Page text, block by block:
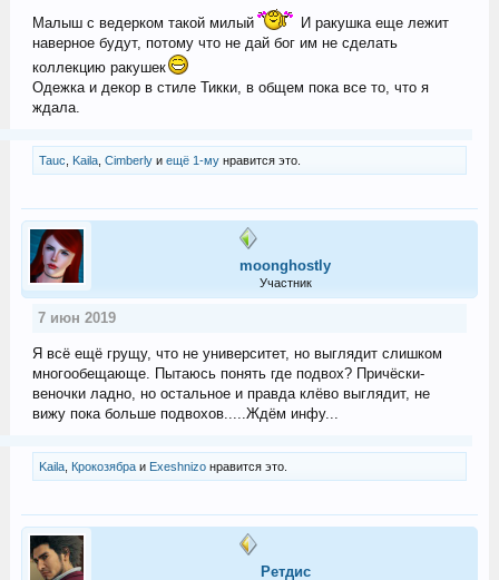
Малыш с ведерком такой милый
И ракушка еще лежит
наверное будут, потому что не дай бог им не сделать
коллекцию ракушек
Одежка и декор в стиле Тикки, в общем пока все то, что я
ждала.
Tauc Kaila, Cimberlyи ещё 1-мунравится это.
moonghostly
Участник
7 июн 2019
Я всё ещё грущу, что не университет, но выглядит слишком
многообещающе. Пытаюсь понять где подвох? Причёски-
веночки ладно, но остальное и правда клёво выглядит, не
вижу пока больше подвохов.....Ждём инфу...
Kaila, Крокозябраи Exeshnizoнравится это.
Ретдис